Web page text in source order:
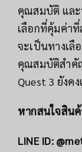
คุณสมบัติ และ
เลือกที่คุ้มค่า
จะเป็นทางเลื
คุณสมบัติสำคั
Quest 3 ยังค
หากสนใจสิน
LINE ID: